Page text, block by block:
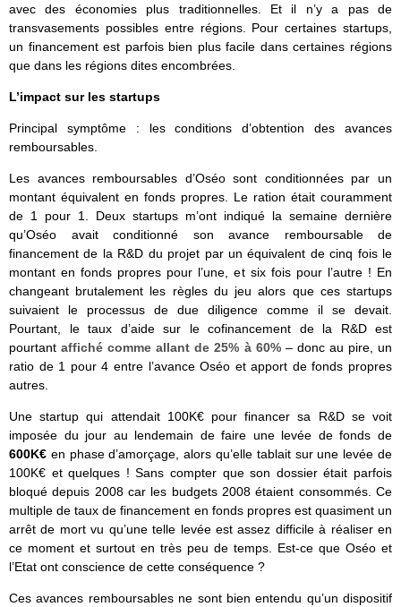
avec des économies plus traditionnelles. Et il n’y a pas de
transvasements possibles entre régions. Pour certaines startups,
un financement est parfois bien plus facile dans certaines régions
que dans les régions dites encombrées.
L’impact sur les startups
Principal symptôme : les conditions d’obtention des avances
remboursables.
Les avances remboursables d’Oséo sont conditionnées par un
montant équivalent en fonds propres. Le ration était couramment
de 1 pour 1. Deux startups m’ont indiqué la semaine dernière
qu’Oséo avait conditionné son avance remboursable de
financement de la R&D du projet par un équivalent de cinq fois le
montant en fonds propres pour l’une, et six fois pour l’autre ! En
changeant brutalement les règles du jeu alors que ces startups
suivaient le processus de due diligence comme il se devait.
Pourtant, le taux d’aide sur le cofinancement de la R&D est
pourtantaffiché comme allant de 25% à 60%– donc au pire, un
ratio de 1 pour 4 entre l’avance Oséo et apport de fonds propres
autres.
Une startup qui attendait 100K€ pour financer sa R&D se voit
imposée du jour au lendemain de faire une levée de fonds de
600K€ en phase d’amorçage, alors qu’elle tablait sur une levée de
100K€ et quelques ! Sans compter que son dossier était parfois
bloqué depuis 2008 car les budgets 2008 étaient consommés. Ce
multiple de taux de financement en fonds propres est quasiment un
arrêt de mort vu qu’une telle levée est assez difficile à réaliser en
ce moment et surtout en très peu de temps. Est-ce que Oséo et
l’Etat ont conscience de cette conséquence ?
Ces avances remboursables ne sont bien entendu qu’un dispositif